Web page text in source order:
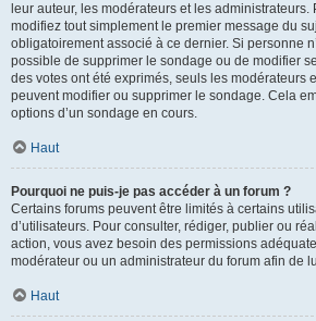
leur auteur, les modérateurs et les
modifiez tout simplement le premier message du
obligatoirement associé à ce dernier. Si personne
possible de supprimer le sondage ou de modifier
des votes ont été exprimés, seuls les modérateurs
peuvent modifier ou supprimer le sondage. Cela
options d’un sondage en cours.
Haut
Pourquoi ne puis-je pas accéder à un forum ?
Certains forums peuvent être limités à certains
d’utilisateurs. Pour consulter, rédiger, publier ou
action, vous avez besoin des permissions
modérateur ou un administrateur du forum afin de
Haut